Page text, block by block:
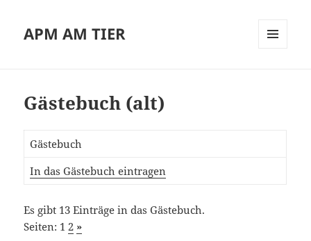
APM AM TIER
Gästebuch (alt)
Gästebuch
In das Gästebuch eintragen
Es gibt 13 Einträge in das Gästebuch.
Seiten: 12 »